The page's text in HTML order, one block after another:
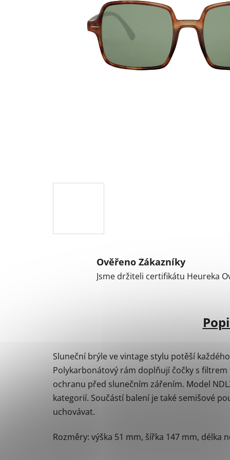
Ověřeno Zákazníky
Jsme držiteli certifikátu Heureka
Sluneční brýle ve vintage stylu potěší
Polykarbonátový rám doplňují čočky s
ochranu před slunečním zářením. Model
kategorií. Součástí balení je také semišové
uchovávat.
Rozměry: výška 51 mm, šířka 147 mm, délka